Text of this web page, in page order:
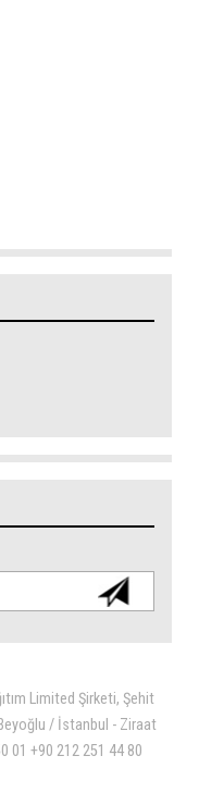
Limited Şirketi, Şehit
/ İstanbul - Ziraat
01 +90 212 251 44 80